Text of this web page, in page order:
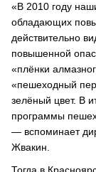
«В 2010 году
обладающих
действительно
повышенной
«плёнки
«пешеходный
зелёный цвет. В
программы
― вспоминает
Жвакин.